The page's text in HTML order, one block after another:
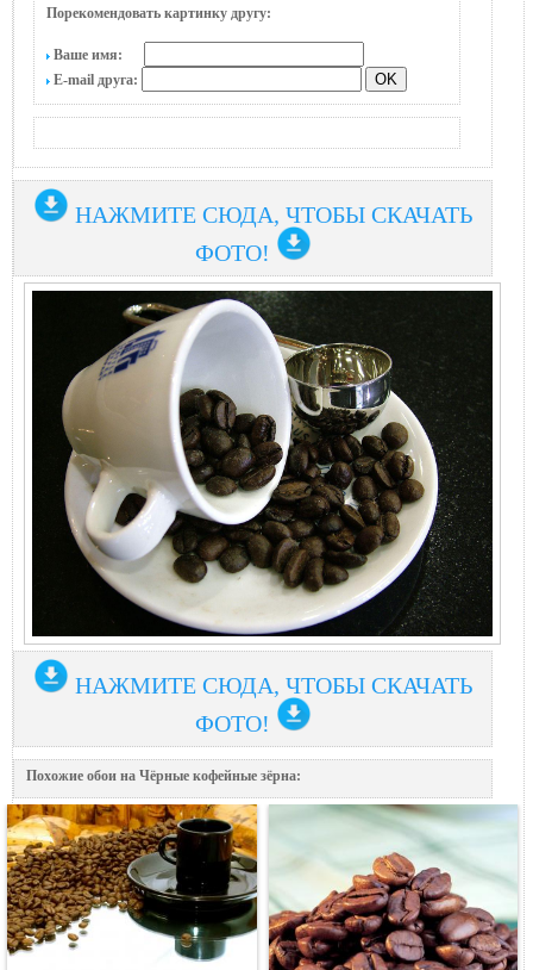
Порекомендовать картинку другу:
Ваше имя:
E-mail друга:
НАЖМИТЕ СЮДА, ЧТОБЫ СКАЧАТЬ
ФОТО!
НАЖМИТЕ СЮДА, ЧТОБЫ СКАЧАТЬ
ФОТО!
Похожие обои на Чёрные кофейные зёрна: